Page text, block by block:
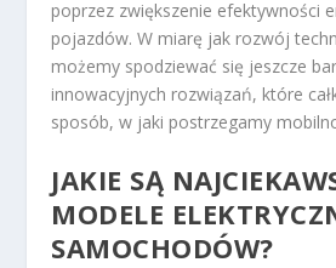
poprzez zwiększenie efektywności
pojazdów. W miarę jak rozwój
możemy spodziewać się jeszcze
innowacyjnych rozwiązań, które
sposób, w jaki postrzegamy
JAKIE SĄ
MODELE
SAMOCHODÓW?